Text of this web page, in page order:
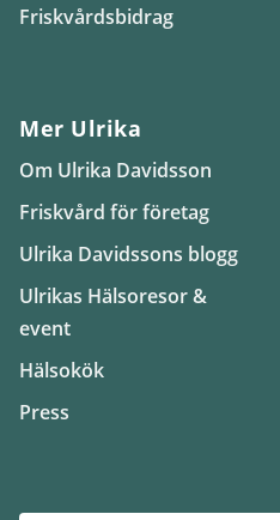
Friskvårdsbidrag
Mer Ulrika
Om Ulrika Davidsson
Friskvård för företag
Ulrika Davidssons blogg
Ulrikas Hälsoresor &
event
Hälsokök
Press